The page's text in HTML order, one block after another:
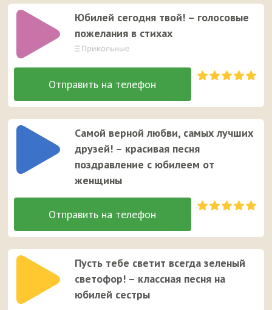
Юбилей сегодня твой! – голосовые
пожелания в стихах
Самой верной любви, самых лучших
друзей! – красивая песня
поздравление с юбилеем от
женщины
Пусть тебе светит всегда зеленый
светофор! – классная песня на
юбилей сестры